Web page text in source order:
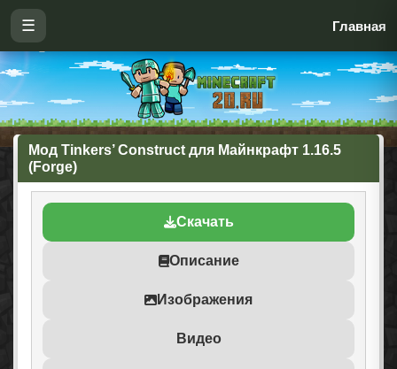
☰ Главная
Мод Tinkers’ Construct для Майнкрафт 1.16.5
(Forge)
Скачать
Описание
Изображения
Видео